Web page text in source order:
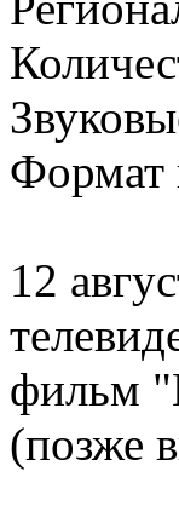
Формат
12
фильм
(позже